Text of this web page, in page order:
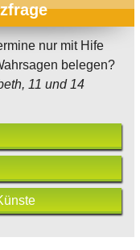
nur mit Hife
belegen?
11 und 14